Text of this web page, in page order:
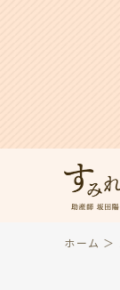
ホーム ＞